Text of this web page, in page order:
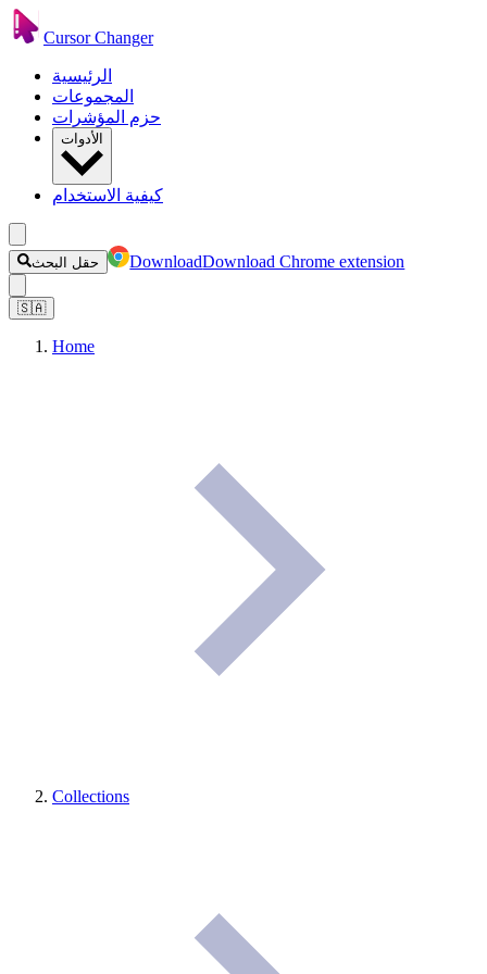
Cursor Changer
الرئيسية
المجموعات
حزم المؤشرات
الأدوات
كيفية الاستخدام
حقل البحث DownloadDownload Chrome extension
🇸🇦
Home
Collections